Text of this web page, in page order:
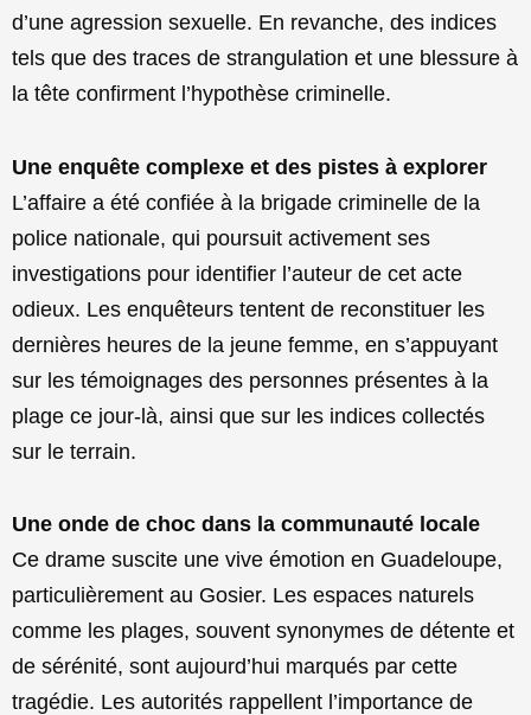
d’une agression sexuelle. En revanche, des indices
tels que des traces de strangulation et une blessure à
la tête confirment l’hypothèse criminelle.
Une enquête complexe et des pistes à explorer
L’affaire a été confiée à la brigade criminelle de la
police nationale, qui poursuit activement ses
investigations pour identifier l’auteur de cet acte
odieux. Les enquêteurs tentent de reconstituer les
dernières heures de la jeune femme, en s’appuyant
sur les témoignages des personnes présentes à la
plage ce jour-là, ainsi que sur les indices collectés
sur le terrain.
Une onde de choc dans la communauté locale
Ce drame suscite une vive émotion en Guadeloupe,
particulièrement au Gosier. Les espaces naturels
comme les plages, souvent synonymes de détente et
de sérénité, sont aujourd’hui marqués par cette
tragédie. Les autorités rappellent l’importance de